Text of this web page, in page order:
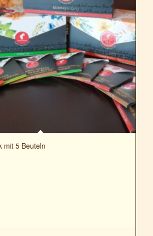
mit 5 Beuteln